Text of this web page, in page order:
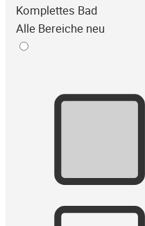
Komplettes Bad
Alle Bereiche neu